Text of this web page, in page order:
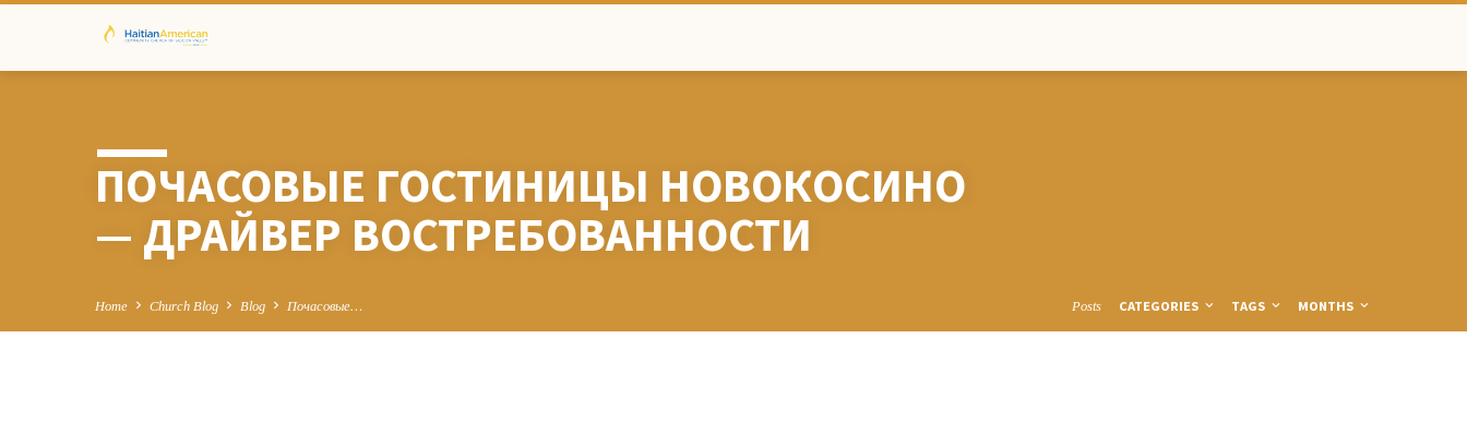
ПОЧАСОВЫЕ ГОСТИНИЦЫ НОВОКОСИНО
— ДРАЙВЕР ВОСТРЕБОВАННОСТИ
Home Church Blog Blog Почасовые… Posts CATEGORIES TAGS MONTHS